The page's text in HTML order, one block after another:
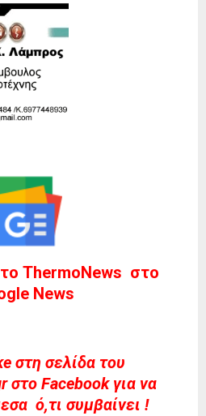
ThermoNews στο
News
στη σελίδα του
στο Facebook για να
ό,τι συμβαίνει !